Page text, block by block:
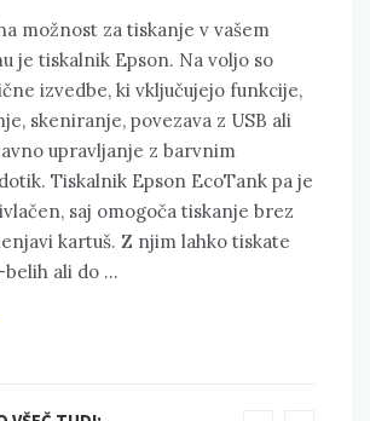
možnost za tiskanje v vašem
je tiskalnik Epson. Na voljo so
izvedbe, ki vključujejo funkcije,
skeniranje, povezava z USB ali
upravljanje z barvnim
Tiskalnik Epson EcoTank pa je
saj omogoča tiskanje brez
kartuš. Z njim lahko tiskate
belih ali do …